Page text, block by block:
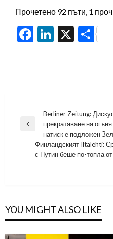
Прочетено 92 пъти, 1
Facebook
LinkedIn
X
Навигация
Previous
Berliner Zeitung:
прекратяване на
натиск е подложен
Next
Финландският Iltalehti:
с Путин беше по-топла
YOU MIGHT ALSO LIKE